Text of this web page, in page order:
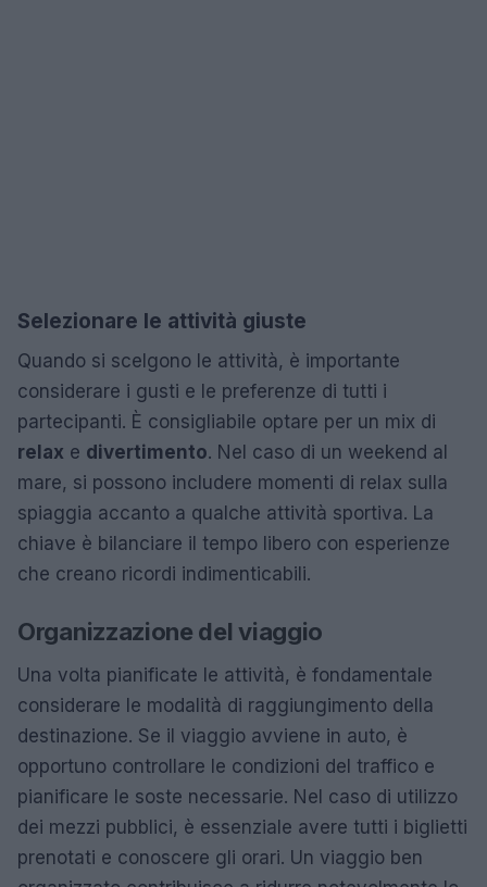
Selezionare le attività giuste
Quando si scelgono le attività, è importante
considerare i gusti e le preferenze di tutti i
partecipanti. È consigliabile optare per un mix di
relax e divertimento. Nel caso di un weekend al
mare, si possono includere momenti di relax sulla
spiaggia accanto a qualche attività sportiva. La
chiave è bilanciare il tempo libero con esperienze
che creano ricordi indimenticabili.
Organizzazione del viaggio
Una volta pianificate le attività, è fondamentale
considerare le modalità di raggiungimento della
destinazione. Se il viaggio avviene in auto, è
opportuno controllare le condizioni del traffico e
pianificare le soste necessarie. Nel caso di utilizzo
dei mezzi pubblici, è essenziale avere tutti i biglietti
prenotati e conoscere gli orari. Un viaggio ben